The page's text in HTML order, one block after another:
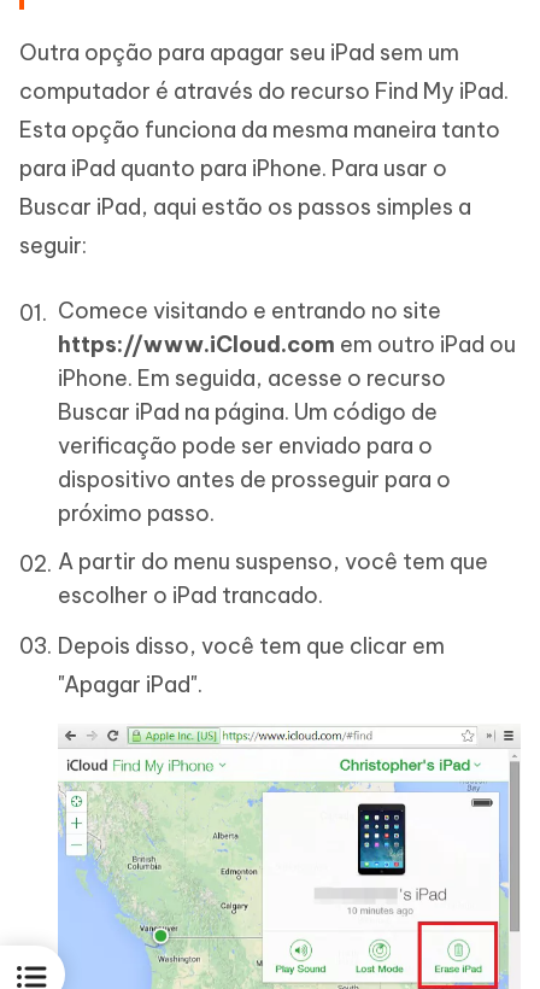
Outra opção para apagar seu iPad sem um
computador é através do recurso Find My iPad.
Esta opção funciona da mesma maneira tanto
para iPad quanto para iPhone. Para usar o
Buscar iPad, aqui estão os passos simples a
seguir:
Comece visitando e entrando no site
https://www.iCloud.com em outro iPad ou
iPhone. Em seguida, acesse o recurso
Buscar iPad na página. Um código de
verificação pode ser enviado para o
dispositivo antes de prosseguir para o
próximo passo.
A partir do menu suspenso, você tem que
escolher o iPad trancado.
Depois disso, você tem que clicar em
"Apagar iPad".